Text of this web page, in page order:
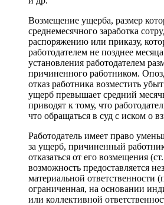
Возмещение ущерба, размер
среднемесячного заработка
распоряжению или приказу,
работодателем не позднее
установления работодателем
причиненного работником.
отказ работника возместить
ущерб превышает средний
приводят к тому, что
что обращаться в суд с иском о
Работодатель имеет право
за ущерб, причиненный
отказаться от его возмещения
возможность предоставляется
материальной ответственности
ограниченная, на основании
или коллективной